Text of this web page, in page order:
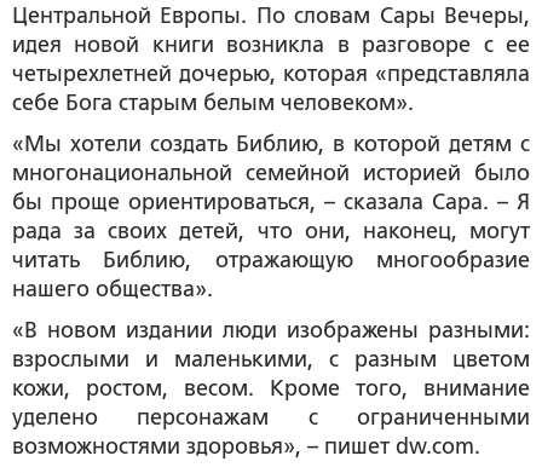
Центральной Европы. По словам Сары Вечеры,
идея новой книги возникла в разговоре с ее
четырехлетней дочерью, которая «представляла
себе Бога старым белым человеком».
«Мы хотели создать Библию, в которой детям с
многонациональной семейной историей было
бы проще ориентироваться, – сказала Сара. – Я
рада за своих детей, что они, наконец, могут
читать Библию, отражающую многообразие
нашего общества».
«В новом издании люди изображены разными:
взрослыми и маленькими, с разным цветом
кожи, ростом, весом. Кроме того, внимание
уделено персонажам с ограниченными
возможностями здоровья», – пишет dw.com.